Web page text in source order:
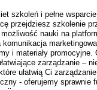
szkoleń i pełne
przejdziesz szkolenie
nauki na
komunikacja
i materiały promocyjne.
zarządzanie –
ułatwią Ci
- oferujemy sprawnie